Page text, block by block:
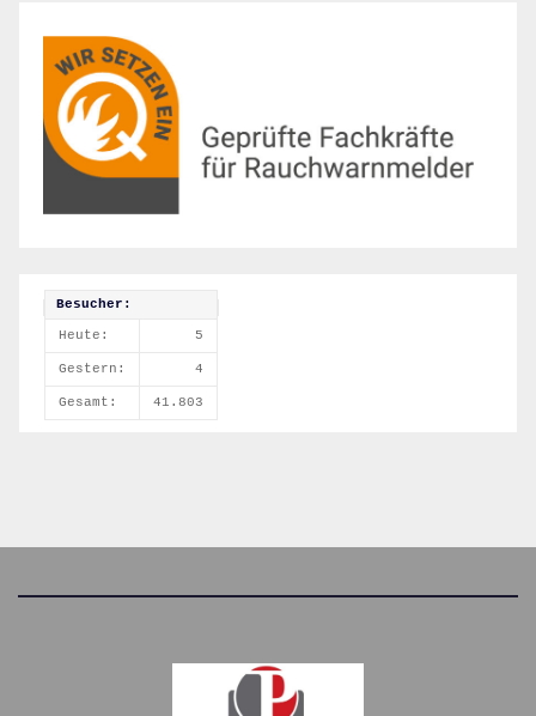
Besucher:
Heute: 5
Gestern: 4
Gesamt: 41.803